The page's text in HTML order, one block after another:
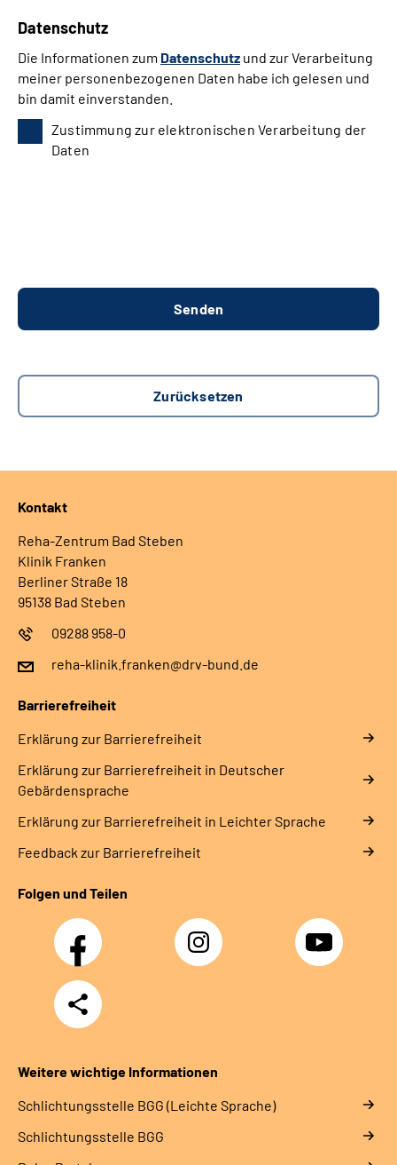
Datenschutz
Die Informationen zum Datenschutz und zur Verarbeitung
meiner personenbezogenen Daten habe ich gelesen und
bin damit einverstanden.
Zustimmung zur elektronischen Verarbeitung der
Daten
Kontakt
Reha-Zentrum Bad Steben
Klinik Franken
Berliner Straße 18
95138 Bad Steben
09288 958-0
reha-klinik.franken@drv-bund.de
Barrierefreiheit
Erklärung zur Barrierefreiheit
Erklärung zur Barrierefreiheit in Deutscher
Gebärdensprache
Erklärung zur Barrierefreiheit in Leichter Sprache
Feedback zur Barrierefreiheit
Folgen und Teilen
Facebook Instagram YouTube
Teilen
Weitere wichtige Informationen
Schlich­tungs­stel­le BGG (Leichte Sprache)
Schlich­tungs­stel­le BGG